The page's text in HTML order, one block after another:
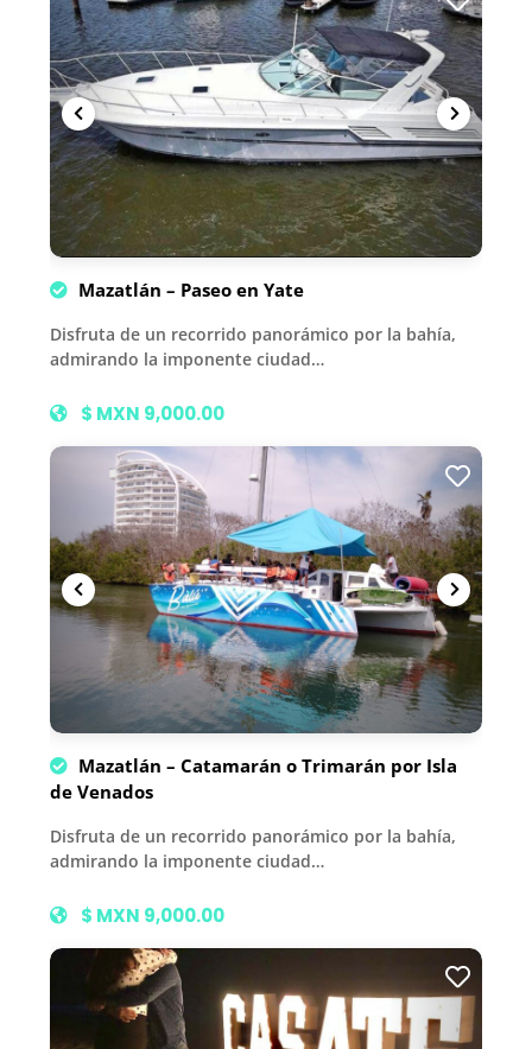
Mazatlán – Paseo en Yate
Disfruta de un recorrido panorámico por la bahía,
admirando la imponente ciudad…
$ MXN 9,000.00
Mazatlán – Catamarán o Trimarán por Isla
de Venados
Disfruta de un recorrido panorámico por la bahía,
admirando la imponente ciudad…
$ MXN 9,000.00